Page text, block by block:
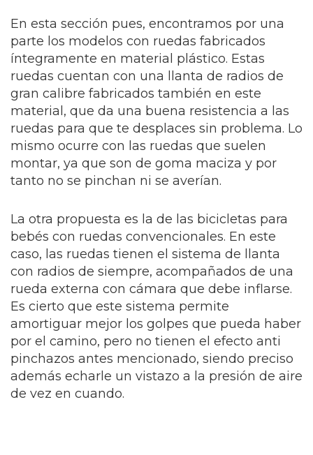
En esta sección pues, encontramos por una
parte los modelos con ruedas fabricados
íntegramente en material plástico. Estas
ruedas cuentan con una llanta de radios de
gran calibre fabricados también en este
material, que da una buena resistencia a las
ruedas para que te desplaces sin problema. Lo
mismo ocurre con las ruedas que suelen
montar, ya que son de goma maciza y por
tanto no se pinchan ni se averían.
La otra propuesta es la de las bicicletas para
bebés con ruedas convencionales. En este
caso, las ruedas tienen el sistema de llanta
con radios de siempre, acompañados de una
rueda externa con cámara que debe inflarse.
Es cierto que este sistema permite
amortiguar mejor los golpes que pueda haber
por el camino, pero no tienen el efecto anti
pinchazos antes mencionado, siendo preciso
además echarle un vistazo a la presión de aire
de vez en cuando.